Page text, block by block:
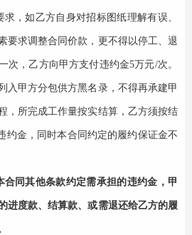
，如乙方自身对招标图纸理解有误、
要求调整合同价款，更不得以停工、退
次，乙方向甲方支付违约金5万元/次。
入甲方分包供方黑名录，不得再承建甲
，所完成工作量按实结算，乙方须按结
约金，同时本合同约定的履约保证金不
合同其他条款约定需承担的违约金，甲
进度款、结算款、或需退还给乙方的履